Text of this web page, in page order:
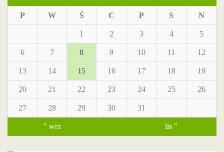
P W Ś C P S N
1 2 3 4 5
6 7 8 9 10 11 12
13 14 15 16 17 18 19
20 21 22 23 24 25 26
27 28 29 30 31
" wrz lis "